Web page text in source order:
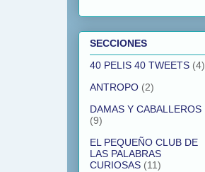
SECCIONES
40 PELIS 40 TWEETS (4)
ANTROPO (2)
DAMAS Y CABALLEROS
(9)
EL PEQUEÑO CLUB DE
LAS PALABRAS
CURIOSAS (11)